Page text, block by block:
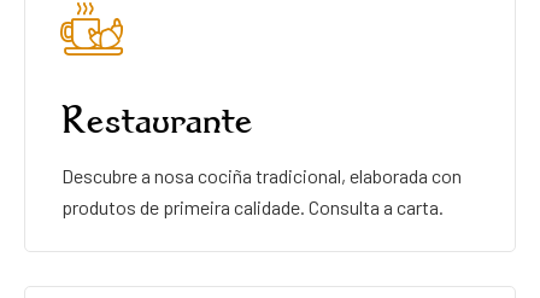
Restaurante
Descubre a nosa cociña tradicional, elaborada con
produtos de primeira calidade. Consulta a carta.